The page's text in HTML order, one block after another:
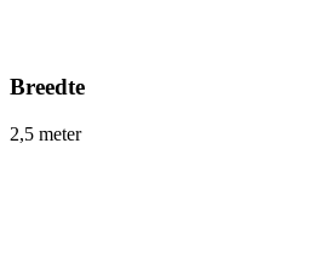
Breedte
2,5 meter